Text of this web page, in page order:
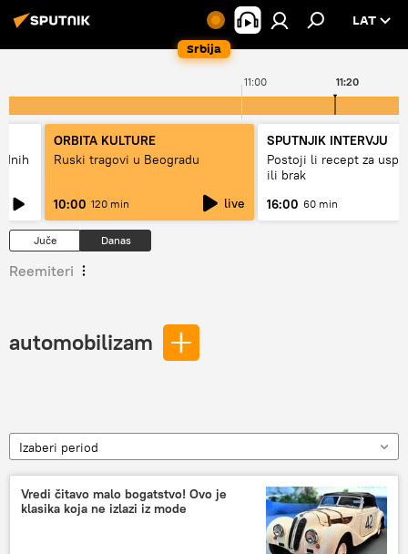
Srbija
LAT
11:00 11:20
ORBITA KULTURE
Ruski tragovi u Beogradu
10:00 120 min live
SPUTNJIK INTERVJU
Postoji li recept za
ili brak
16:00 60 min
Juče Danas
Reemiteri
automobilizam
Izaberi period
Vredi čitavo malo bogatstvo! Ovo je
klasika koja ne izlazi iz mode